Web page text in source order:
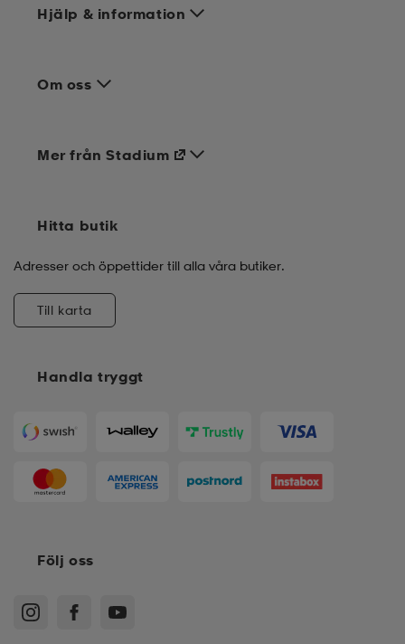
Hjälp & information
Om oss
Handla tryggt
Mer från Stadium
Hitta butik
Adresser och öppettider till alla våra butiker.
Till karta
Följ oss